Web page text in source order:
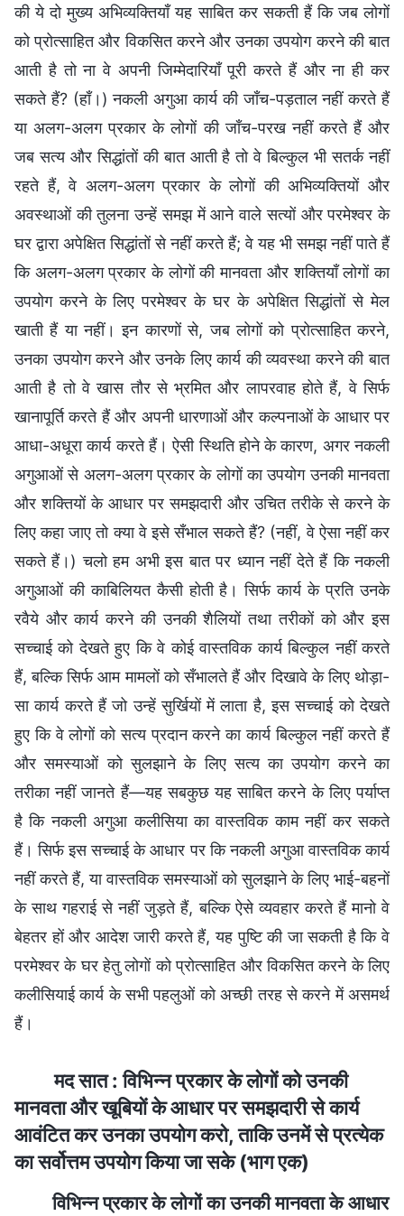
की ये दो मुख्य अभिव्यक्तियाँ यह साबित कर सकती हैं कि जब लोगों
को प्रोत्साहित और विकसित करने और उनका उपयोग करने की बात
आती है तो ना वे अपनी जिम्मेदारियाँ पूरी करते हैं और ना ही कर
सकते हैं? (हाँ।) नकली अगुआ कार्य की जाँच-पड़ताल नहीं करते हैं
या अलग-अलग प्रकार के लोगों की जाँच-परख नहीं करते हैं और
जब सत्य और सिद्धांतों की बात आती है तो वे बिल्कुल भी सतर्क नहीं
रहते हैं, वे अलग-अलग प्रकार के लोगों की अभिव्यक्तियों और
अवस्थाओं की तुलना उन्हें समझ में आने वाले सत्यों और परमेश्वर के
घर द्वारा अपेक्षित सिद्धांतों से नहीं करते हैं; वे यह भी समझ नहीं पाते हैं
कि अलग-अलग प्रकार के लोगों की मानवता और शक्तियाँ लोगों का
उपयोग करने के लिए परमेश्वर के घर के अपेक्षित सिद्धांतों से मेल
खाती हैं या नहीं। इन कारणों से, जब लोगों को प्रोत्साहित करने,
उनका उपयोग करने और उनके लिए कार्य की व्यवस्था करने की बात
आती है तो वे खास तौर से भ्रमित और लापरवाह होते हैं, वे सिर्फ
खानापूर्ति करते हैं और अपनी धारणाओं और कल्पनाओं के आधार पर
आधा-अधूरा कार्य करते हैं। ऐसी स्थिति होने के कारण, अगर नकली
अगुआओं से अलग-अलग प्रकार के लोगों का उपयोग उनकी मानवता
और शक्तियों के आधार पर समझदारी और उचित तरीके से करने के
लिए कहा जाए तो क्या वे इसे सँभाल सकते हैं? (नहीं, वे ऐसा नहीं कर
सकते हैं।) चलो हम अभी इस बात पर ध्यान नहीं देते हैं कि नकली
अगुआओं की काबिलियत कैसी होती है। सिर्फ कार्य के प्रति उनके
रवैये और कार्य करने की उनकी शैलियों तथा तरीकों को और इस
सच्चाई को देखते हुए कि वे कोई वास्तविक कार्य बिल्कुल नहीं करते
हैं, बल्कि सिर्फ आम मामलों को सँभालते हैं और दिखावे के लिए थोड़ा-
सा कार्य करते हैं जो उन्हें सुर्खियों में लाता है, इस सच्चाई को देखते
हुए कि वे लोगों को सत्य प्रदान करने का कार्य बिल्कुल नहीं करते हैं
और समस्याओं को सुलझाने के लिए सत्य का उपयोग करने का
तरीका नहीं जानते हैं—यह सबकुछ यह साबित करने के लिए पर्याप्त
है कि नकली अगुआ कलीसिया का वास्तविक काम नहीं कर सकते
हैं। सिर्फ इस सच्चाई के आधार पर कि नकली अगुआ वास्तविक कार्य
नहीं करते हैं, या वास्तविक समस्याओं को सुलझाने के लिए भाई-बहनों
के साथ गहराई से नहीं जुड़ते हैं, बल्कि ऐसे व्यवहार करते हैं मानो वे
बेहतर हों और आदेश जारी करते हैं, यह पुष्टि की जा सकती है कि वे
परमेश्वर के घर हेतु लोगों को प्रोत्साहित और विकसित करने के लिए
कलीसियाई कार्य के सभी पहलुओं को अच्छी तरह से करने में असमर्थ
हैं।
मद सात : विभिन्न प्रकार के लोगों को उनकी
मानवता और खूबियों के आधार पर समझदारी से कार्य
आवंटित कर उनका उपयोग करो, ताकि उनमें से प्रत्येक
का सर्वोत्तम उपयोग किया जा सके (भाग एक)
विभिन्न प्रकार के लोगों का उनकी मानवता के आधार